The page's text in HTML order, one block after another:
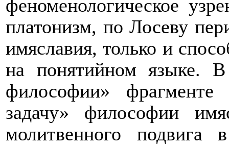
феноменологическое
платонизм, по Лосеву
имяславия, только и
на понятийном языке.
философии»
задачу» философии
молитвенного подвига